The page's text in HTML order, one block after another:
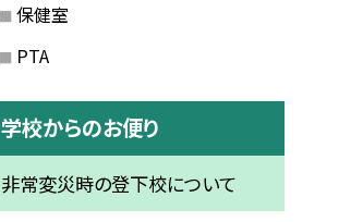
保健室
PTA
学校からのお便り
非常変災時の登下校について